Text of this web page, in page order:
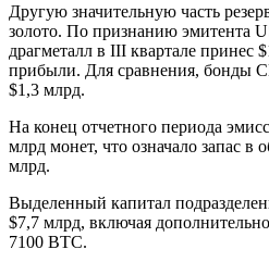
Другую значительную часть
золото. По признанию эмитента
драгметалл в III квартале принес
прибыли. Для сравнения, бонды
$1,3 млрд.
На конец отчетного периода
млрд монет, что означало запас в
млрд.
Выделенный капитал
$7,7 млрд, включая
7100 BTC.